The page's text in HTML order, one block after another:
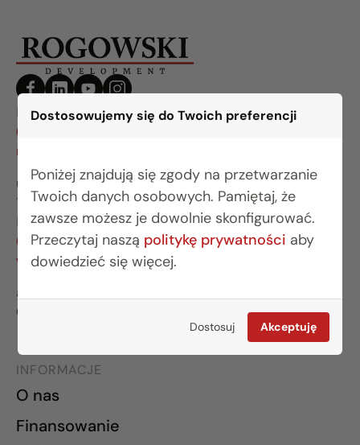
Dostosowujemy się do Twoich preferencji
Poniżej znajdują się zgody na przetwarzanie
Twoich danych osobowych. Pamiętaj, że
zawsze możesz je dowolnie skonfigurować.
Przeczytaj naszą politykę prywatności aby
dowiedzieć się więcej.
Dostosuj Akceptuję
BIURO BIAŁYSTOK
(85) 749 99 09
mieszkania@rogowskidevelopment.pl
ul. Legionowa 28 lok. 202
15-281 Białystok
BIURO WARSZAWA
(22) 642 03 55
warszawa@rogowskidevelopment.pl
al. Wilanowska 67E lok. U5
02-765 Warszawa
INFORMACJE
O nas
Finansowanie